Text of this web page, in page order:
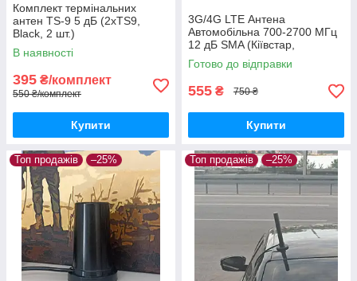
Комплект термінальних
антен TS-9 5 дБ (2xTS9,
Black, 2 шт.)
В наявності
395 ₴/комплект
550 ₴/комплект
Купити
3G/4G LTE Антена
Автомобільна 700-2700 МГц
12 дБ SMA (Кіївстар,
Vodafone, Lifecell)
Готово до відправки
555 ₴ 750 ₴
Купити
Топ продажів –25% Топ продажів –25%